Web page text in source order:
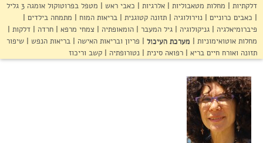
סדנאות והרצאות
צור קשר
דלקתיות
מחלות מטאבוליות אלרגיות כאבי ראש
מטפל בפרוטוקול אומגה 3 גליל
כאבים כרוניים
נוירולוגיה תזונה קטוגנית בריאות המוח
מתמחה בילדים
פיברומיאלגיה
גניקולוגיה גיל המעבר הומאופתיה צמחי מרפא חרדה
דלקות
מחלות אוטואימוניות
מערכת העיכול פריון ובריאות האישה בריאות הנפש
שיפור
תזונה ואורח חיים בריא
רפואה סינית נטורופתיה קשב וריכוז